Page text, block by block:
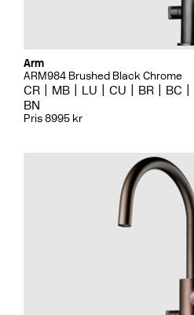
Arm
ARM984 Brushed Black Chrome
CR MB LU CU BR BC
BN
Pris 8995 kr